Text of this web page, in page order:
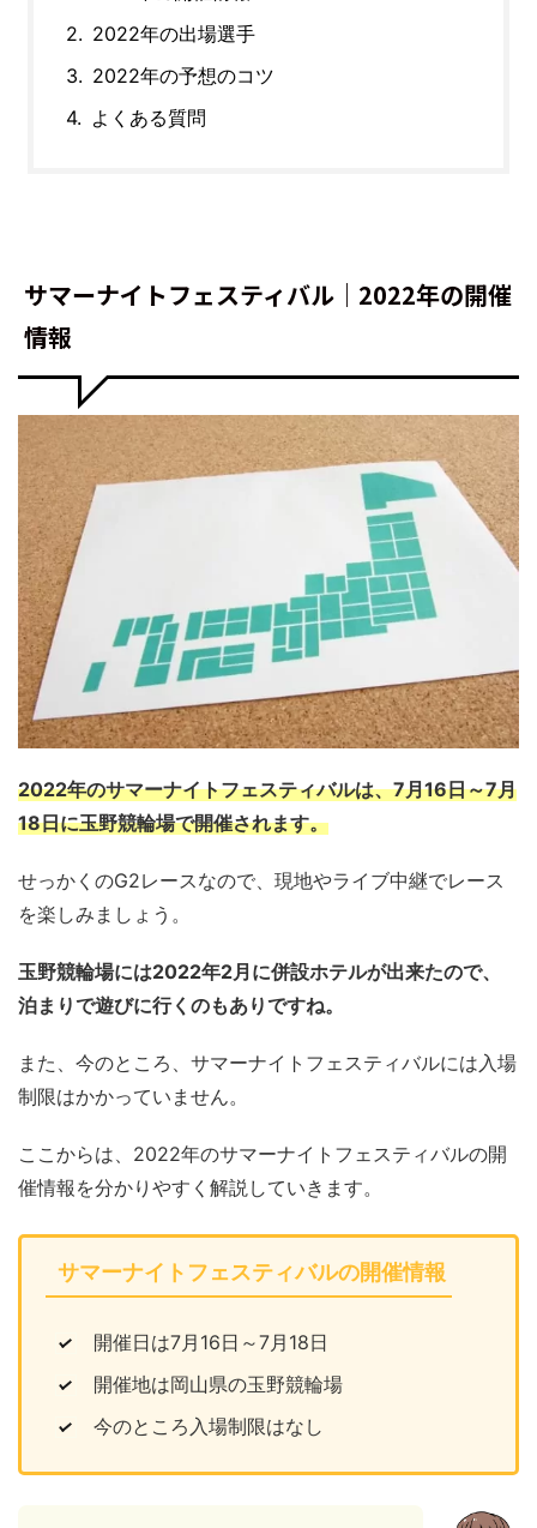
2022年の出場選手
2022年の予想のコツ
よくある質問
サマーナイトフェスティバル｜2022年の開催
情報
2022年のサマーナイトフェスティバルは、7月16日～7月
18日に玉野競輪場で開催されます。
せっかくのG2レースなので、現地やライブ中継でレース
を楽しみましょう。
玉野競輪場には2022年2月に併設ホテルが出来たので、
泊まりで遊びに行くのもありですね。
また、今のところ、サマーナイトフェスティバルには入場
制限はかかっていません。
ここからは、2022年のサマーナイトフェスティバルの開
催情報を分かりやすく解説していきます。
サマーナイトフェスティバルの開催情報
開催日は7月16日～7月18日
開催地は岡山県の玉野競輪場
今のところ入場制限はなし